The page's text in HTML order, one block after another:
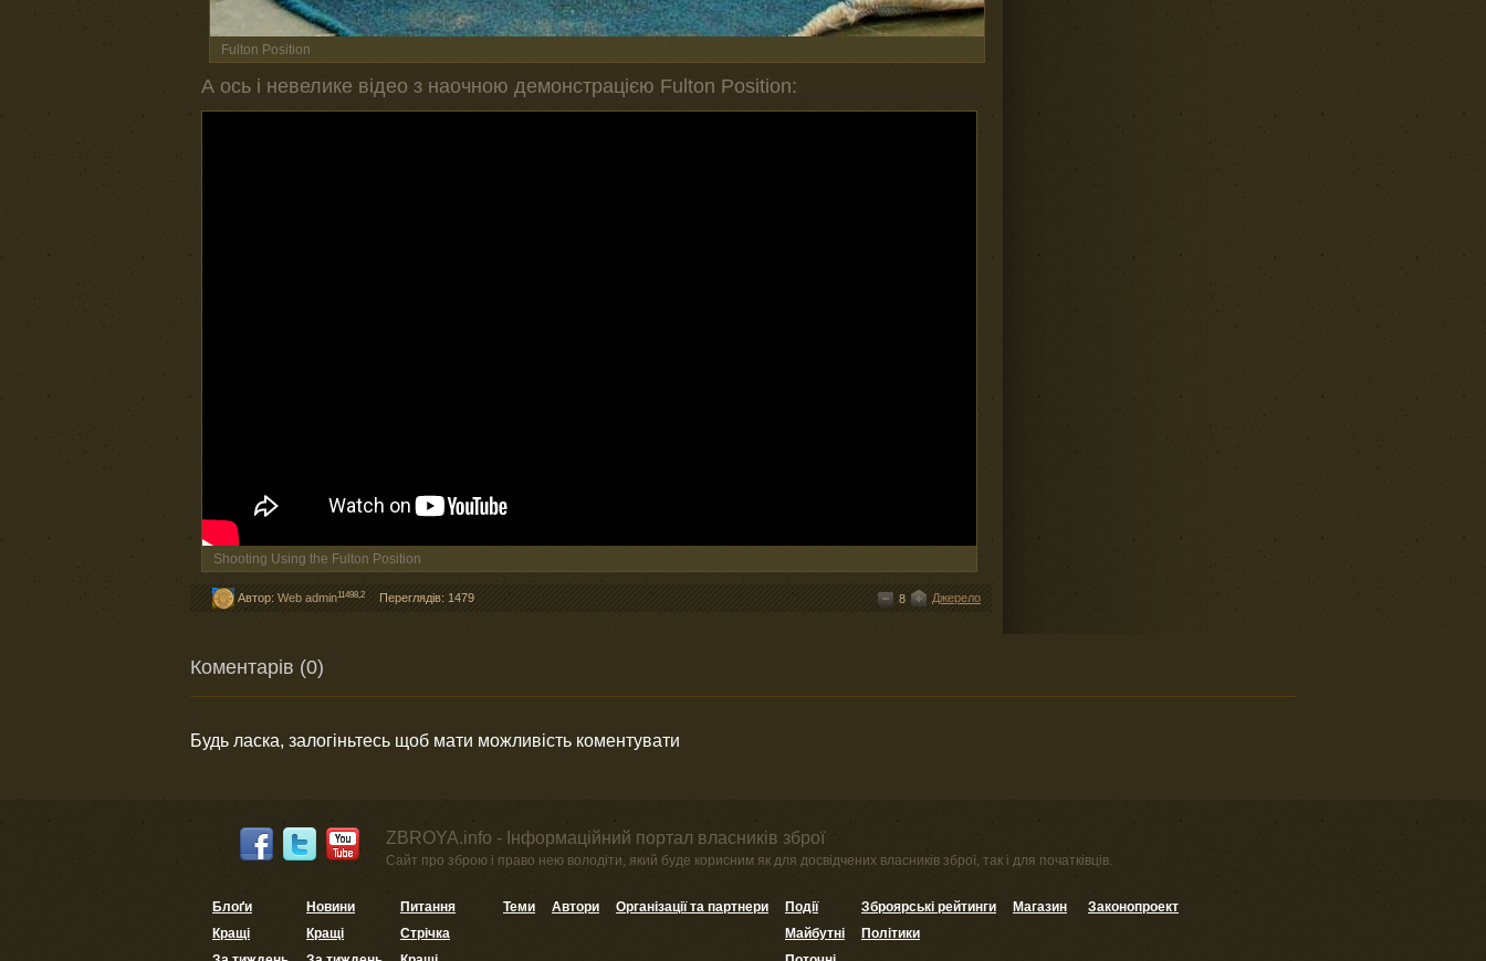
Fulton Position
А ось і невелике відео з наочною демонстрацією Fulton Position:
Shooting Using the Fulton Position
Автор: Web admin11498,2 Переглядів: 1479 Джерело
8
Коментарів (0)
Будь ласка, залогіньтесь щоб мати можливість коментувати
ZBROYA.info - Інформаційний портал власників зброї
Сайт про зброю і право нею володіти, який буде корисним як для досвідчених власників зброї, так і для початківців.
Блоґи
Кращі
Новини
Кращі
Питання
Стрічка
Теми Автори Організації та партнери
Події
Майбутні
Зброярські рейтинги
Політики
Магазин Законопроект